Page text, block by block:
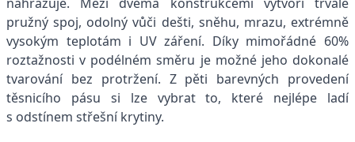
pružný spoj, odolný vůči dešti, sněhu, mrazu, extrémně
vysokým teplotám i UV záření. Díky mimořádné 60%
roztažnosti v podélném směru je možné jeho dokonalé
tvarování bez protržení. Z pěti barevných provedení
těsnicího pásu si lze vybrat to, které nejlépe ladí
s odstínem střešní krytiny.